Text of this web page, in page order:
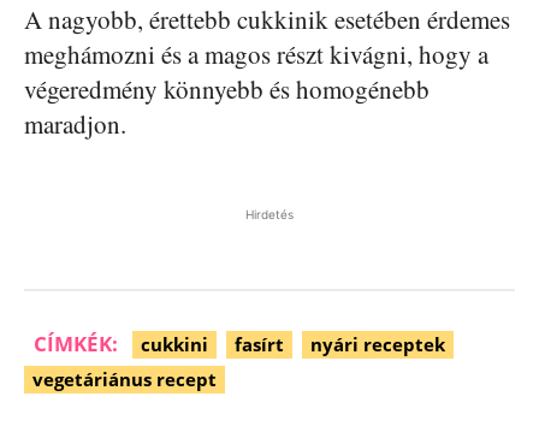
A nagyobb, érettebb cukkinik esetében érdemes
meghámozni és a magos részt kivágni, hogy a
végeredmény könnyebb és homogénebb
maradjon.
Hirdetés
CÍMKÉK: cukkini fasírt
nyári receptek
vegetáriánus recept